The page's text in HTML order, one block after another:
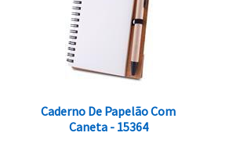
Caderno De Papelão Com
Caneta - 15364